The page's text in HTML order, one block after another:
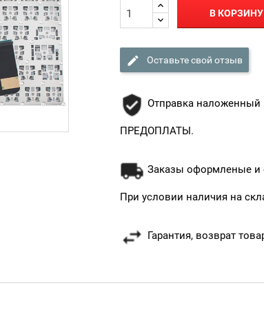
В КОРЗИНУ
Оставьте свой отзыв
Отправка наложенный
ПРЕДОПЛАТЫ.
Заказы оформленые и
При условии наличия на
Гарантия, возврат